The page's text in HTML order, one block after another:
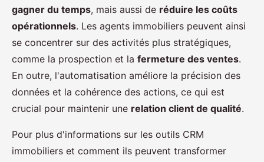
gagner du temps, mais aussi de réduire les coûts
opérationnels. Les agents immobiliers peuvent ainsi
se concentrer sur des activités plus stratégiques,
comme la prospection et la fermeture des ventes.
En outre, l'automatisation améliore la précision des
données et la cohérence des actions, ce qui est
crucial pour maintenir une relation client de qualité.
Pour plus d'informations sur les outils CRM
immobiliers et comment ils peuvent transformer